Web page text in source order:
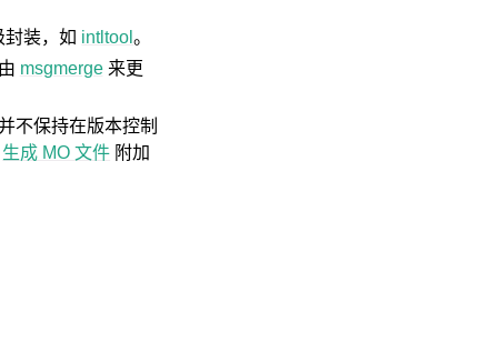
装，如 intltool。
msgmerge来更
不保持在版本控制
生成 MO 文件 附加